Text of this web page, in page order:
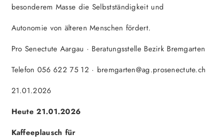
besonderem Masse die Selbstständigkeit und
Autonomie von älteren Menschen fördert.
Pro Senectute Aargau · Beratungsstelle Bezirk Bremgarten
Telefon 056 622 75 12 · bremgarten@ag.prosenectute.ch
21.01.2026
Heute 21.01.2026
Kaffeeplausch für